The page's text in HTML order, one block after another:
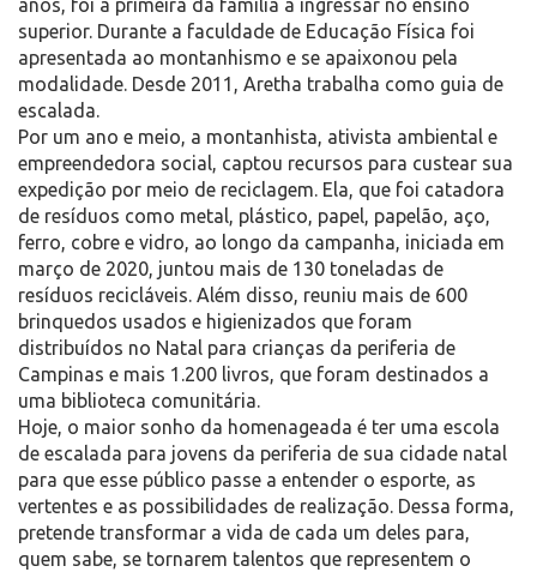
superior. Durante a faculdade de Educação Física foi
apresentada ao montanhismo e se apaixonou pela
modalidade. Desde 2011, Aretha trabalha como guia de
escalada.
Por um ano e meio, a montanhista, ativista ambiental e
empreendedora social, captou recursos para custear sua
expedição por meio de reciclagem. Ela, que foi catadora
de resíduos como metal, plástico, papel, papelão, aço,
ferro, cobre e vidro, ao longo da campanha, iniciada em
março de 2020, juntou mais de 130 toneladas de
resíduos recicláveis. Além disso, reuniu mais de 600
brinquedos usados e higienizados que foram
distribuídos no Natal para crianças da periferia de
Campinas e mais 1.200 livros, que foram destinados a
uma biblioteca comunitária.
Hoje, o maior sonho da homenageada é ter uma escola
de escalada para jovens da periferia de sua cidade natal
para que esse público passe a entender o esporte, as
vertentes e as possibilidades de realização. Dessa forma,
pretende transformar a vida de cada um deles para,
quem sabe, se tornarem talentos que representem o